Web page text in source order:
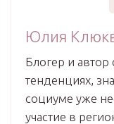
Юлия
Блогер и
тенденциях,
социуме уже
участие в